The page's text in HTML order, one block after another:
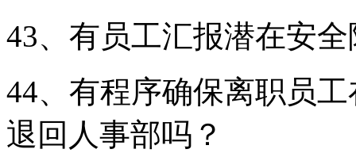
43、有员工汇报潜在安
44、有程序确保离职员
退回人事部吗？